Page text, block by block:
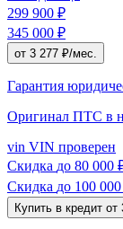
299 900 ₽
345 000 ₽
от 3 277 ₽/мес.
Гарантия
Оригинал ПТС в
vin VIN проверен
Скидка до 80 000
Скидка до 100
Купить в кредит от